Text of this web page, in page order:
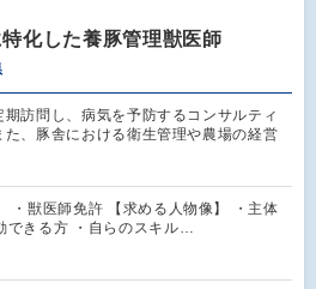
特化した養豚管理獣医師
訪問し、病気を予防するコンサルティ
た、豚舎における衛生管理や農場の経営
・獣医師免許 【求める人物像】 ・主体
できる方 ・自らのスキル…